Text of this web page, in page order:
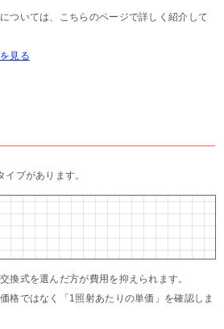
ついては、こちらのページで詳しく紹介して
見る
プがあります。
換式を選んだ方が費用を抑えられます。
格ではなく「1照射あたりの単価」を確認しま